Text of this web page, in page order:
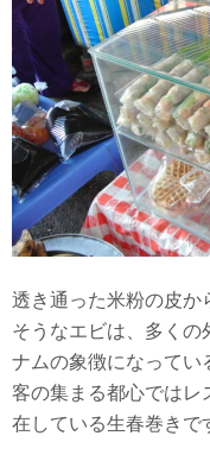
透き通った米粉の皮か
そうなエビは、多くの
ナムの象徴になってい
客の集まる都心ではレ
在している生春巻き